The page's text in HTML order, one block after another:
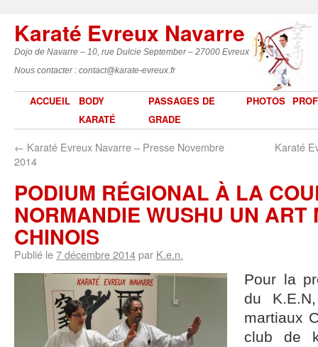
Karaté Evreux Navarre
Dojo de Navarre – 10, rue Dulcie September – 27000 Evreux
Nous contacter : contact@karate-evreux.fr
ACCUEIL
BODY
KARATÉ
PASSAGES DE
GRADE
PHOTOS
← Karaté Evreux Navarre – Presse Novembre
2014
Karaté
PODIUM RÉGIONAL À LA
NORMANDIE WUSHU UN ART
CHINOIS
Publié le7 décembre 2014par K.e.n.
Pour la
du
martiaux
club de